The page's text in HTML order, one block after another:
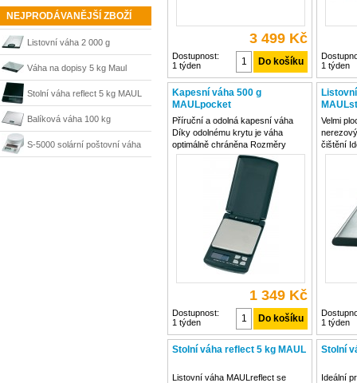
NEJPRODÁVANĚJŠÍ ZBOŽÍ
Listovní váha 2 000 g
MAULsteel
Váha na dopisy 5 kg Maul
Stolní váha reflect 5 kg MAUL
Balíková váha 100 kg
Maulglobal
S-5000 solární poštovní váha
3 499 Kč
Dostupnost:
1 týden
1 týden
Kapesní váha 500 g
MAULpocket
Příruční a odolná kapesní váha
Díky odolnému krytu je váha
optimálně chráněna Rozměry
(dxšxv) 122 x 76 x 24 mm Barva
černá Napájení 3x baterie AAA
Rozlišení hmotnosti 0,1 g
Hmotnost 205 g Váhový rozsah
500 g S funkcí počítání a tára
1 349 Kč
Dostupnost:
1 týden
Velmi
čištění
použití
1 g
1 týden
Stolní váha reflect 5 kg MAUL
Listovní váha MAULreflect se
Stolní
Ideální